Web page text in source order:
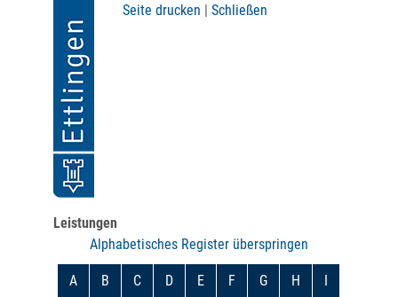
Seite drucken | Schließen
Leistungen
Alphabetisches Register überspringen
A B C D E F G H I